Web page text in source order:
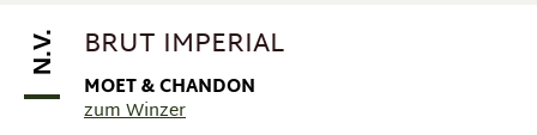
N.V. BRUT IMPERIAL
MOET & CHANDON
zum Winzer